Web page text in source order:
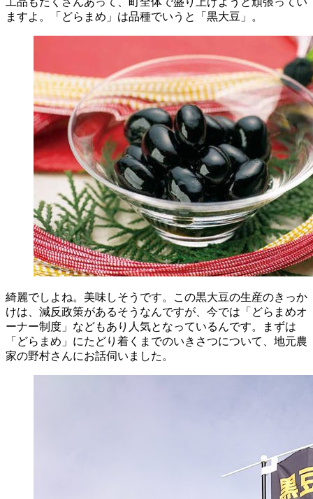
ますよ。「どらまめ」は品種でいうと「黒大豆」。
綺麗でしよね。美味しそうです。この黒大豆の生産のきっか
けは、減反政策があるそうなんですが、今では「どらまめオ
ーナー制度」などもあり人気となっているんです。まずは
「どらまめ」にたどり着くまでのいきさつについて、地元農
家の野村さんにお話伺いました。